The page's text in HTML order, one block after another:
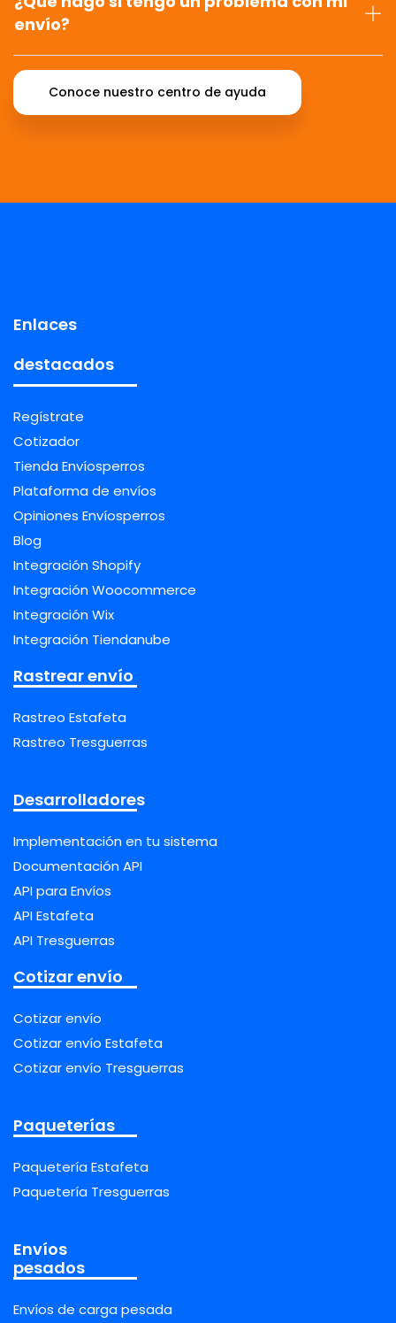
envío?
Conoce nuestro centro de ayuda
Enlaces
destacados
Regístrate
Cotizador
Tienda Envíosperros
Plataforma de envíos
Opiniones Envíosperros
Blog
Integración Shopify
Integración Woocommerce
Integración Wix
Integración Tiendanube
Rastrear envío
Rastreo Estafeta
Rastreo Tresguerras
Desarrolladores
Implementación en tu sistema
Documentación API
API para Envíos
API Estafeta
API Tresguerras
Cotizar envío
Cotizar envío
Cotizar envío Estafeta
Cotizar envío Tresguerras
Paqueterías
Paquetería Estafeta
Paquetería Tresguerras
Envíos
pesados
Envíos de carga pesada